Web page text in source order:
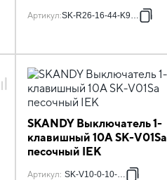
Артикул:SK-R26-16-44-K98-F
SKANDY Выключатель 1-
клавишный 10А SK-V01Sa
песочный IEK
Артикул: SK-V10-0-10-K98